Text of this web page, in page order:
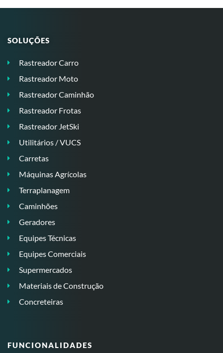
SOLUÇÕES
Rastreador Carro
Rastreador Moto
Rastreador Caminhão
Rastreador Frotas
Rastreador JetSki
Utilitários / VUCS
Carretas
Máquinas Agrícolas
Terraplanagem
Caminhões
Geradores
Equipes Técnicas
Equipes Comerciais
Supermercados
Materiais de Construção
Concreteiras
FUNCIONALIDADES